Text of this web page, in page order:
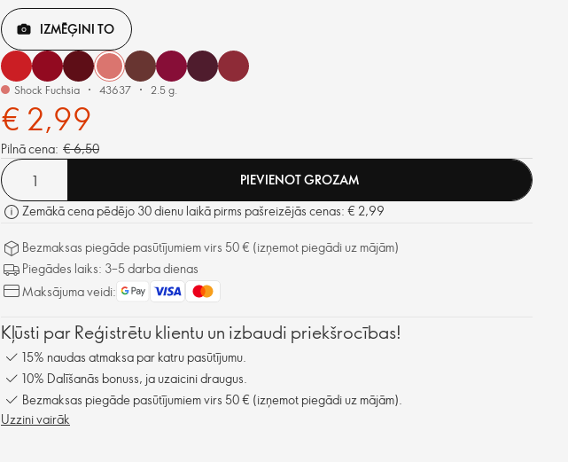
IZMĒĢINI TO
Shock Fuchsia 43637 2.5 g.
€ 2,99
Pilnā cena: € 6,50
PIEVIENOT GROZAM
Zemākā cena pēdējo 30 dienu laikā pirms pašreizējās cenas: € 2,99
Bezmaksas piegāde pasūtījumiem virs 50 € (izņemot piegādi uz mājām)
Piegādes laiks: 3–5 darba dienas
Maksājuma veidi:
Kļūsti par Reģistrētu klientu un izbaudi priekšrocības!
15% naudas atmaksa par katru pasūtījumu.
10% Dalīšanās bonuss, ja uzaicini draugus.
Bezmaksas piegāde pasūtījumiem virs 50 € (izņemot piegādi uz mājām).
Uzzini vairāk